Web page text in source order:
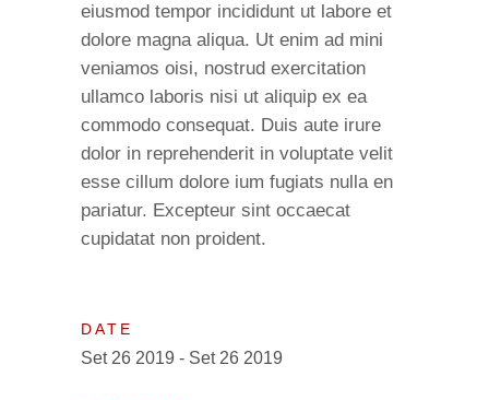
eiusmod tempor incididunt ut labore et
dolore magna aliqua. Ut enim ad mini
veniamos oisi, nostrud exercitation
ullamco laboris nisi ut aliquip ex ea
commodo consequat. Duis aute irure
dolor in reprehenderit in voluptate velit
esse cillum dolore ium fugiats nulla en
pariatur. Excepteur sint occaecat
cupidatat non proident.
DATE
Set 26 2019 - Set 26 2019